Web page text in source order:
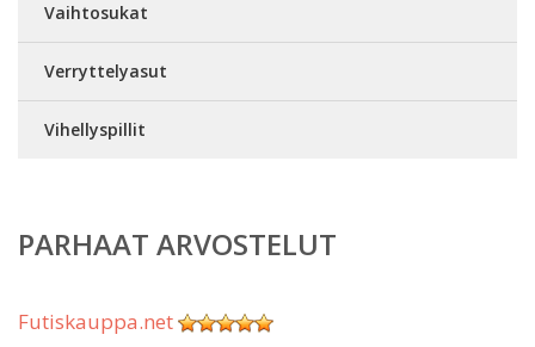
Vaihtosukat
Verryttelyasut
Vihellyspillit
PARHAAT ARVOSTELUT
Futiskauppa.net